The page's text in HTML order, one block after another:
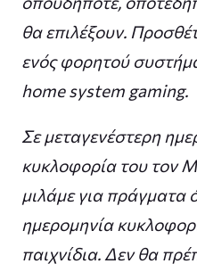
θα επιλέξουν.
ενός φορητού
home system gaming.
Σε μεταγενέστερη
κυκλοφορία του τον
μιλάμε για πράγματα
ημερομηνία
παιχνίδια. Δεν θα